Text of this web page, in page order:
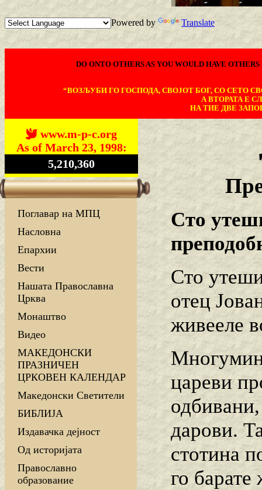
Powered by Translate
DO ONTO OTHERS AS YOU WOULD HAVE
“ВОЗЉУБИ ГО ГОСПОДА, СВОЈОТ БОГ, СО СЕТО
А ВТОРАТА Е
НА ТИЕ ДВЕ
www.m-p-c.org
As of March 23, 1998:
5,210,360
Поглавар на МПЦ
Насловна
Епархии
Вести
Нашата Православна
Црква
Монаштво
Видео
МАКЕДОНСКИ
ПРАЗНИЧЕН
ЦРКОВЕН КАЛЕНДАР
Македонски Светители
БИБЛИЈА
Издавачка дејност
Од историјата
Православно
образование
Сто
Сто
отец
живееле
цареви
дарови.
стотина
го